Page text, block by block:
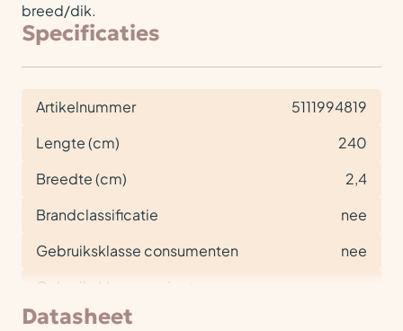
breed/dik.
Specificaties
Artikelnummer
5111994819
Lengte (cm)
240
Breedte (cm)
2,4
Brandclassificatie
nee
Gebruiksklasse consumenten
nee
Gebruiksklasse project
Datasheet